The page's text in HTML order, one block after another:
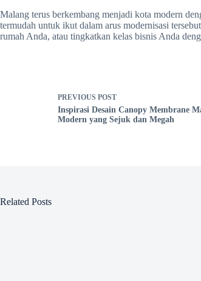
Malang terus berkembang menjadi kota modern
termudah untuk ikut dalam arus modernisasi
rumah Anda, atau tingkatkan kelas bisnis Anda
PREVIOUS POST
Inspirasi Desain Canopy Membrane
Modern yang Sejuk dan Megah
Related Posts